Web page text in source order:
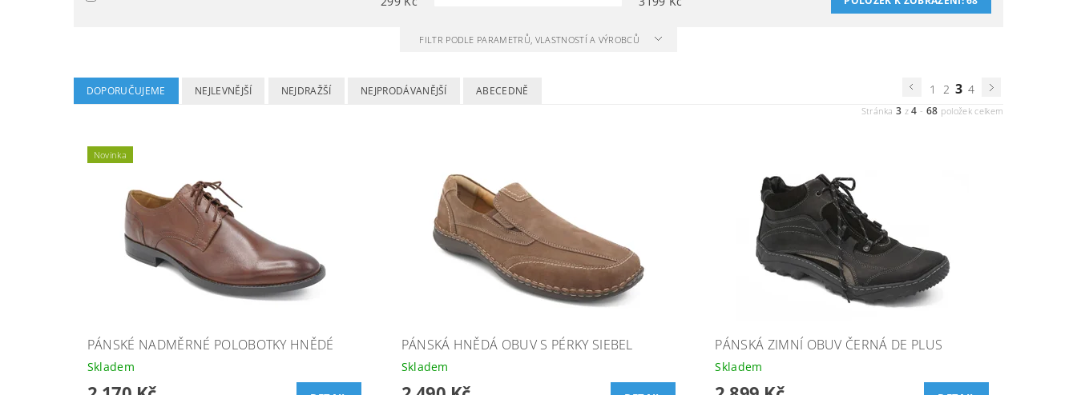
FILTR PODLE PARAMETRŮ, VLASTNOSTÍ A VÝROBCŮ
DOPORUČUJEME NEJLEVNĚJŠÍ NEJDRAŽŠÍ NEJPRODÁVANĚJŠÍ ABECEDNĚ 1 2 3 4
Stránka3 z4 - 68 položek celkem
Novinka
PÁNSKÉ NADMĚRNÉ POLOBOTKY HNĚDÉ
Skladem
PÁNSKÁ HNĚDÁ OBUV S PÉRKY SIEBEL
Skladem
PÁNSKÁ ZIMNÍ OBUV ČERNÁ DE PLUS
Skladem